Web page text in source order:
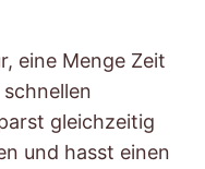
eine Menge Zeit
gleichzeitig
und hasst einen